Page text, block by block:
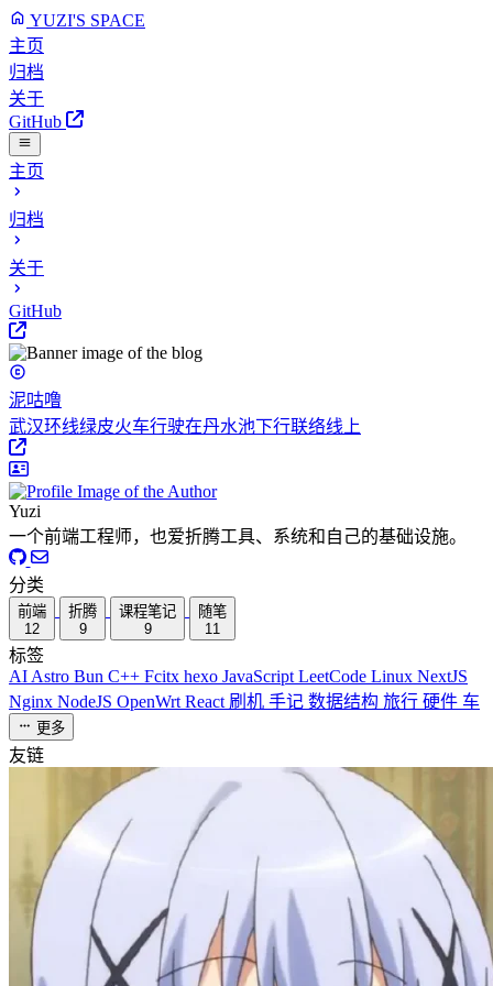
YUZI'S SPACE
主页
归档
关于
GitHub
主页
归档
关于
GitHub
泥咕噜
武汉环线绿皮火车行驶在丹水池下行联络线上
Yuzi
一个前端工程师，也爱折腾工具、系统和自己的基础设施。
分类
前端
12
折腾
9
课程笔记
9
随笔
11
标签
AI Astro Bun C++ Fcitx hexo JavaScript LeetCode Linux NextJS
Nginx NodeJS OpenWrt React 刷机 手记 数据结构 旅行 硬件 车
更多
友链